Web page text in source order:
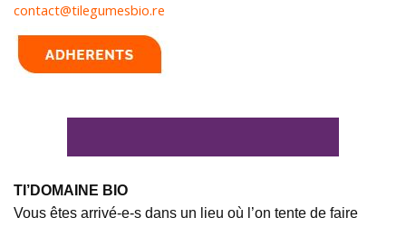
contact@tilegumesbio.re
TI’DOMAINE BIO
Vous êtes arrivé-e-s dans un lieu où l’on tente de faire